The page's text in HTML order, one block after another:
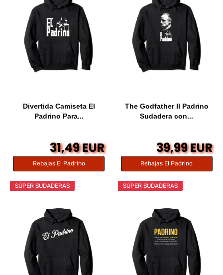
Divertida Camiseta El
Padrino Para...
31,49 EUR
Rebajas El Padrino
The Godfather Il Padrino
Sudadera con...
39,99 EUR
Rebajas El Padrino
SÚPER SUDADERAS SÚPER SUDADERAS